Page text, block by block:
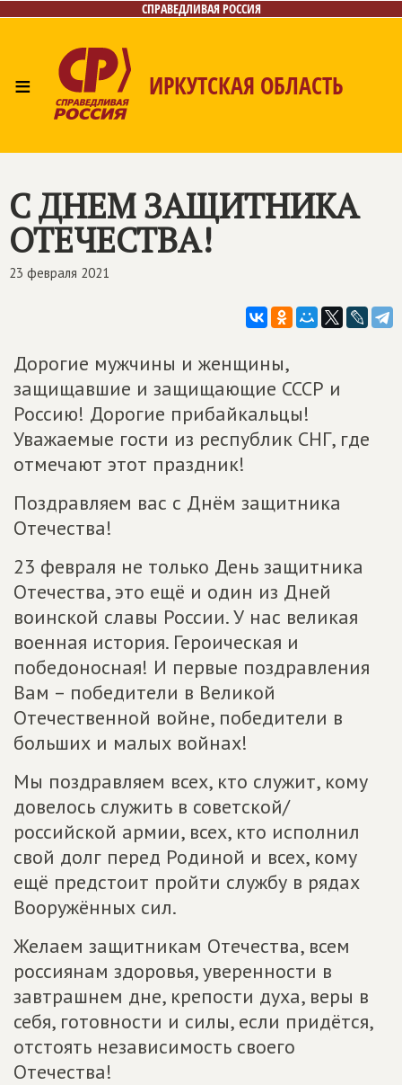
СПРАВЕДЛИВАЯ РОССИЯ
≡ ИРКУТСКАЯ ОБЛАСТЬ
Интернет-приёмная
Контакты
С ДНЕМ ЗАЩИТНИКА
ОТЕЧЕСТВА!
23 февраля 2021
Дорогие мужчины и женщины,
защищавшие и защищающие СССР и
Россию! Дорогие прибайкальцы!
Уважаемые гости из республик СНГ, где
отмечают этот праздник!
Поздравляем вас с Днём защитника
Отечества!
23 февраля не только День защитника
Отечества, это ещё и один из Дней
воинской славы России. У нас великая
военная история. Героическая и
победоносная! И первые поздравления
Вам – победители в Великой
Отечественной войне, победители в
больших и малых войнах!
Мы поздравляем всех, кто служит, кому
довелось служить в советской/
российской армии, всех, кто исполнил
свой долг перед Родиной и всех, кому
ещё предстоит пройти службу в рядах
Вооружённых сил.
Желаем защитникам Отечества, всем
россиянам здоровья, уверенности в
завтрашнем дне, крепости духа, веры в
себя, готовности и силы, если придётся,
отстоять независимость своего
Отечества!